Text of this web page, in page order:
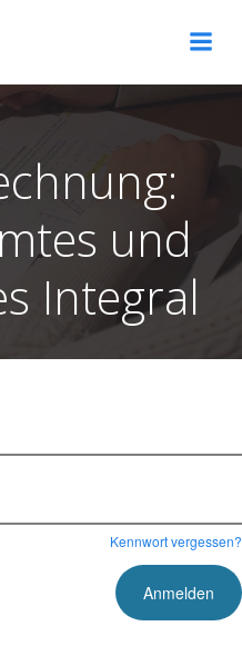
und
Integral
Kennwort vergessen?